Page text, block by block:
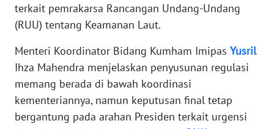
terkait pemrakarsa Rancangan Undang-Undang
(RUU) tentang Keamanan Laut.
Menteri Koordinator Bidang Kumham Imipas Yusril
Ihza Mahendra menjelaskan penyusunan regulasi
memang berada di bawah koordinasi
kementeriannya, namun keputusan final tetap
bergantung pada arahan Presiden terkait urgensi
INDEKS
BERITA
KONTAK
KAMI
INFO